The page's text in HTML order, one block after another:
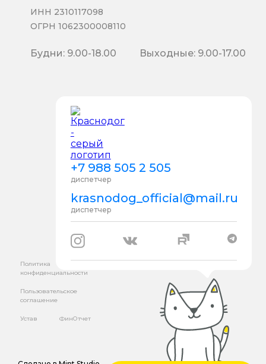
+7 988 505 2 505
диспетчер
krasnodog_official@mail.ru
диспетчер
ИНН 2310117098
ОГРН 1062300008110
Будни: 9.00-18.00 Выходные: 9.00-17.00
Политика
конфиденциальности
Пользовательское
соглашение
Устав ФинОтчет